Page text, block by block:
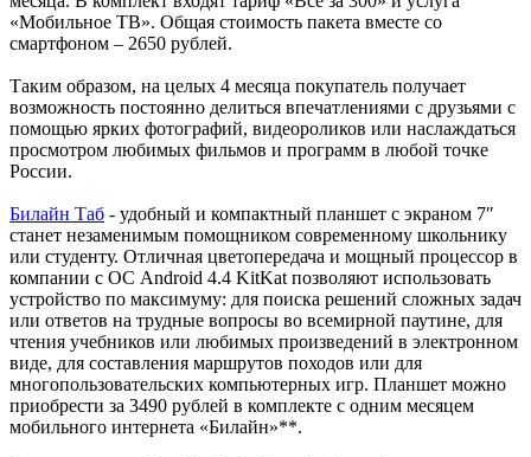
«Мобильное ТВ». Общая стоимость пакета вместе со
смартфоном – 2650 рублей.
Таким образом, на целых 4 месяца покупатель получает
возможность постоянно делиться впечатлениями с друзьями с
помощью ярких фотографий, видеороликов или наслаждаться
просмотром любимых фильмов и программ в любой точке
России.
Билайн Таб - удобный и компактный планшет с экраном 7″
станет незаменимым помощником современному школьнику
или студенту. Отличная цветопередача и мощный процессор в
компании с ОС Android 4.4 KitKat позволяют использовать
устройство по максимуму: для поиска решений сложных задач
или ответов на трудные вопросы во всемирной паутине, для
чтения учебников или любимых произведений в электронном
виде, для составления маршрутов походов или для
многопользовательских компьютерных игр. Планшет можно
приобрести за 3490 рублей в комплекте с одним месяцем
мобильного интернета «Билайн»**.